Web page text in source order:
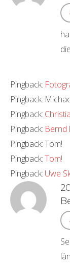
Pingback:
Pingback:
Pingback:
Pingback: Bernd
Pingback:Tom!
Pingback:Tom!
Pingback: Uwe